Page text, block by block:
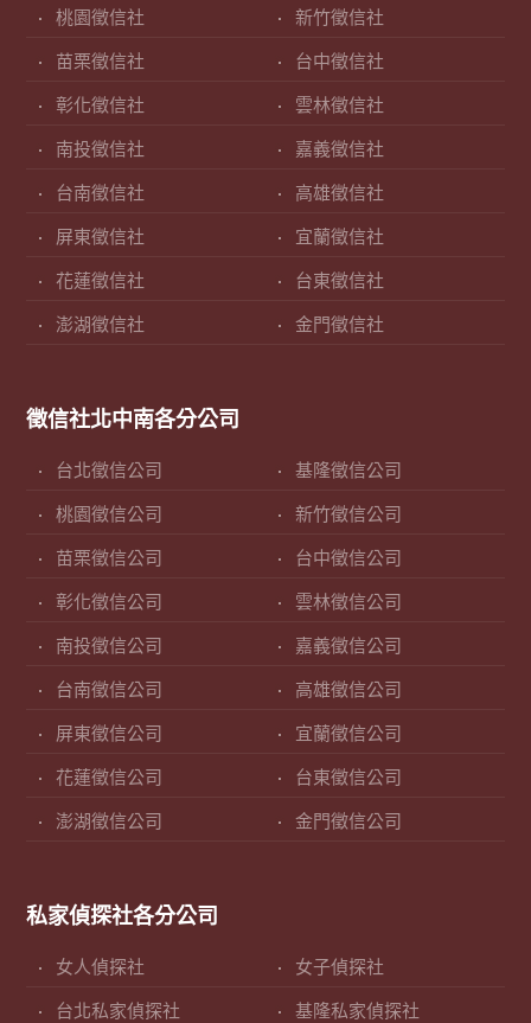
桃園徵信社 新竹徵信社
苗栗徵信社 台中徵信社
彰化徵信社 雲林徵信社
南投徵信社 嘉義徵信社
台南徵信社 高雄徵信社
屏東徵信社 宜蘭徵信社
花蓮徵信社 台東徵信社
澎湖徵信社 金門徵信社
徵信社北中南各分公司
台北徵信公司 基隆徵信公司
桃園徵信公司 新竹徵信公司
苗栗徵信公司 台中徵信公司
彰化徵信公司 雲林徵信公司
南投徵信公司 嘉義徵信公司
台南徵信公司 高雄徵信公司
屏東徵信公司 宜蘭徵信公司
花蓮徵信公司 台東徵信公司
澎湖徵信公司 金門徵信公司
私家偵探社各分公司
女人偵探社 女子偵探社
台北私家偵探社 基隆私家偵探社